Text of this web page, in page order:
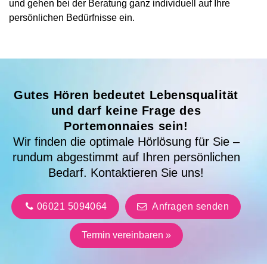
und gehen bei der Beratung ganz individuell auf Ihre
persönlichen Bedürfnisse ein.
Gutes Hören bedeutet Lebensqualität
und darf keine Frage des
Portemonnaies sein!
Wir finden die optimale Hörlösung für Sie –
rundum abgestimmt auf Ihren persönlichen
Bedarf. Kontaktieren Sie uns!
06021 5094064 Anfragen senden
Termin vereinbaren »